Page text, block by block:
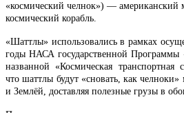
«космический челнок») — американский
космический корабль.
«Шаттлы» использовались в рамках
годы НАСА государственной Программы
названной «Космическая транспортная
что шаттлы будут «сновать, как
и Землёй, доставляя полезные грузы в